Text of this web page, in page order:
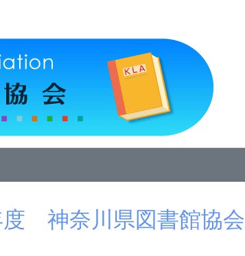
神奈川県図書館協会